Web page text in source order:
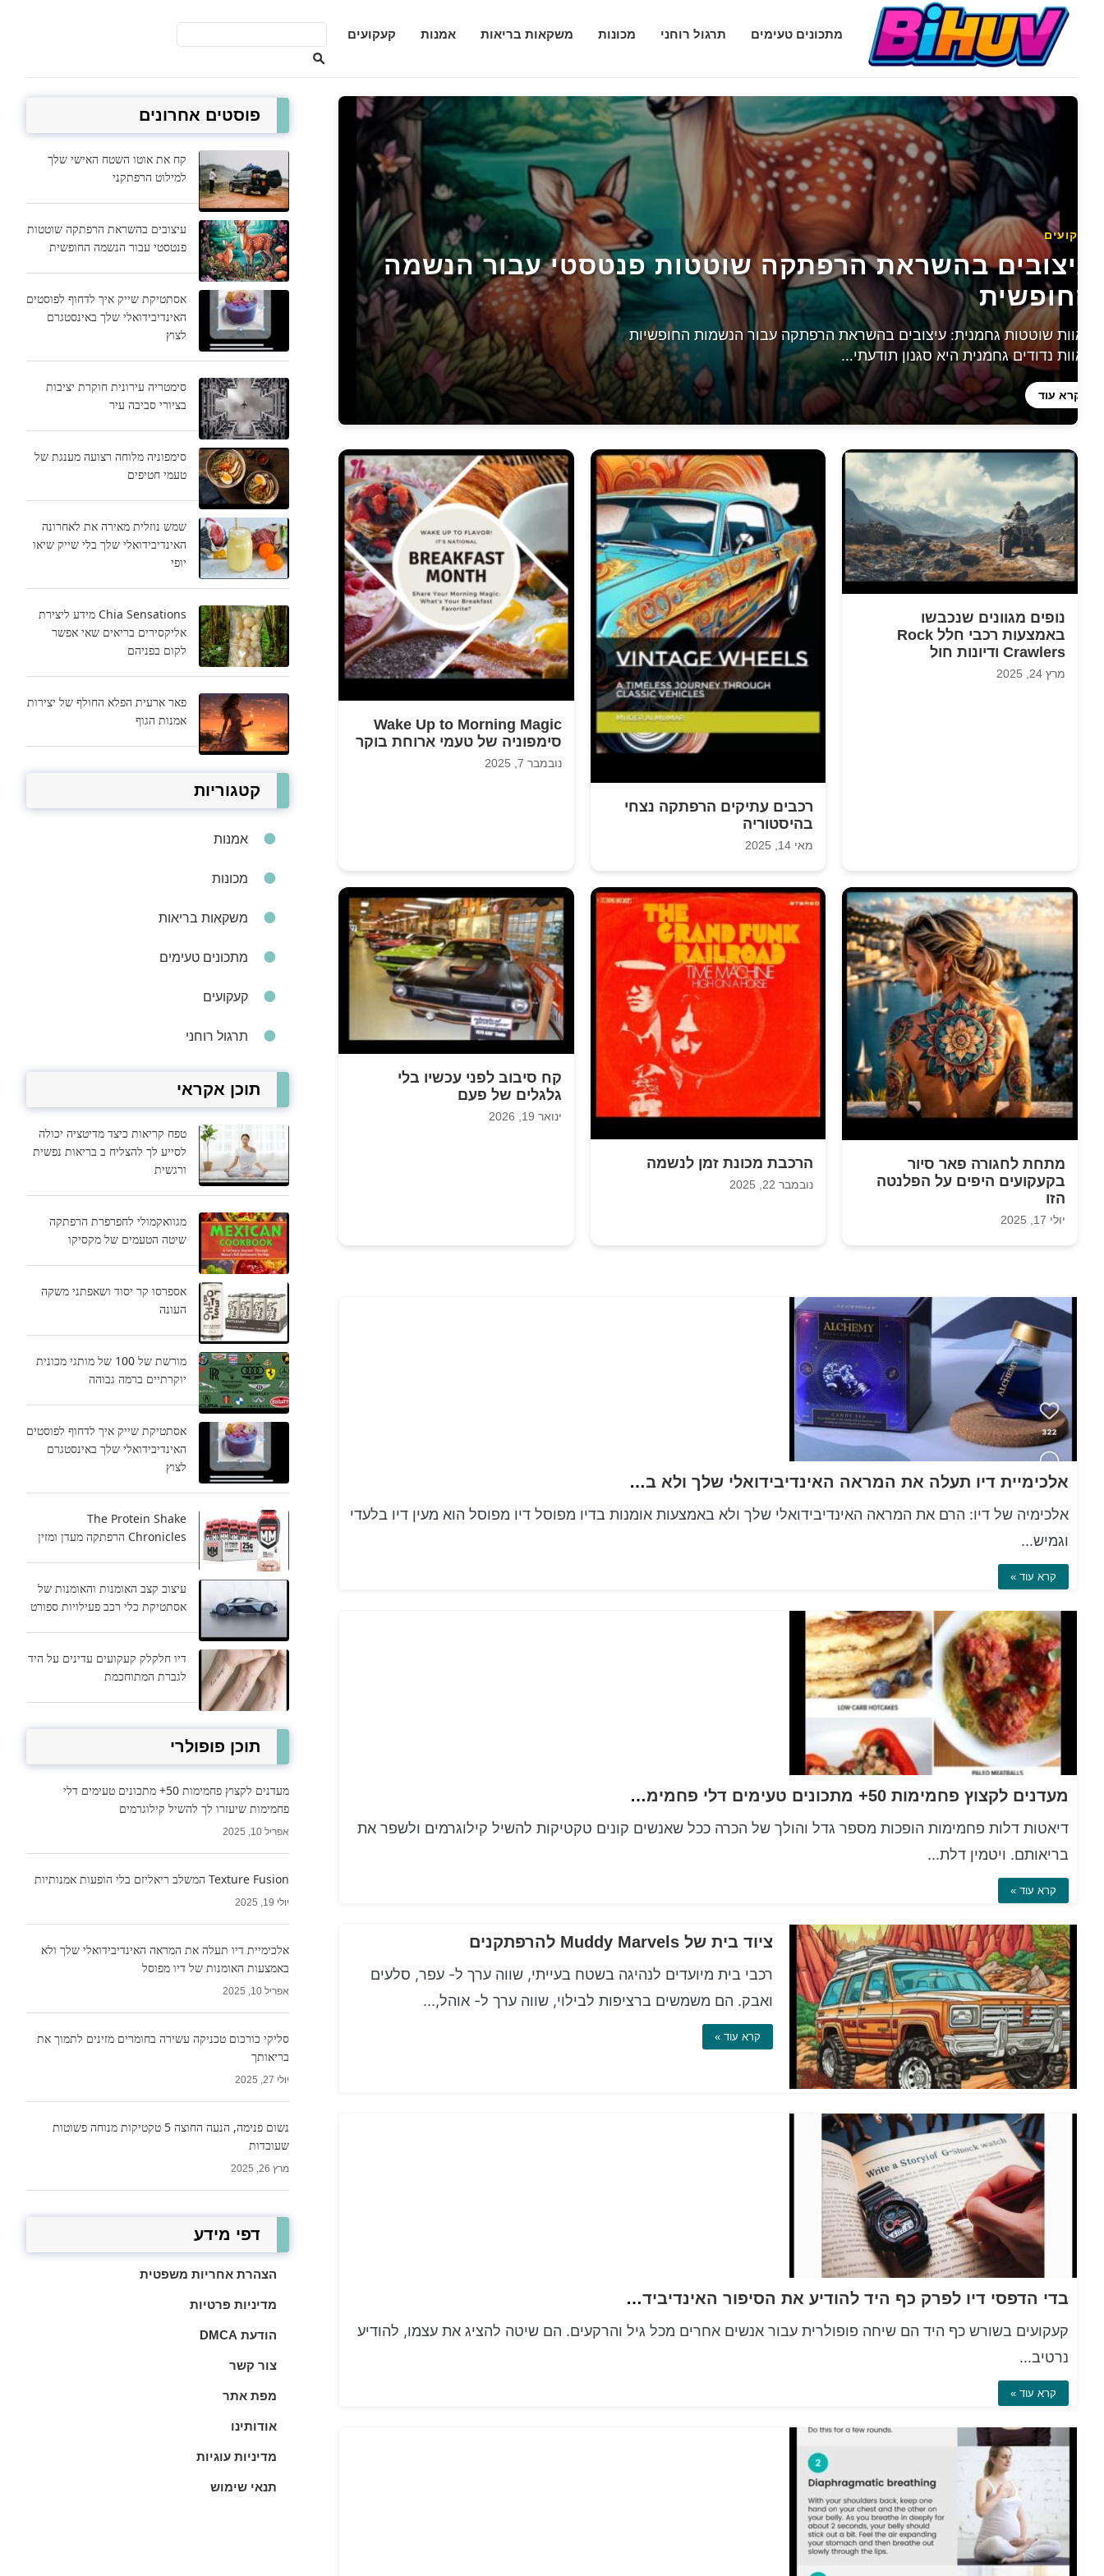
Bihuv.com מתכונים טעימים תרגול רוחני מכונות משקאות בריאות אמנות קעקועים
את אוטו השטח האישי שלך למילוט הרפתקני
בהשראת הרפתקה שוטטות פנטסטי עבור הנשמה
משקאות בריאות
אסתטיקת שייק איך לדחוף לפוסטים האינדיבידואלי שלך
באינסטגרם לצוץ
1.2. מהי אסתטיקת שייק?3. למה אסתטיקת שייקים פופולרית באינסטגרם?4.
איך ליצור תמונת אינסטגרם שייק אסתטיקה5.…
קרא עוד
נופים מגוונים שנכבשו
באמצעות רכבי חלל Rock
Crawlers ודיונות חול
מרץ 24, 2025
רכבים עתיקים הרפתקה נצחי
בהיסטוריה
מאי 14, 2025
Wake Up to Morning Magic
סימפוניה של טעמי ארוחת בוקר
נובמבר 7, 2025
מתחת לחגורה פאר סיור
בקעקועים היפים על הפלנטה
הזו
יולי 17, 2025
הרכבת מכונת זמן לנשמה
נובמבר 22, 2025
קח סיבוב לפני עכשיו בלי
גלגלים של פעם
ינואר 19, 2026
אלכימיית דיו תעלה את המראה האינדיבידואלי שלך ולא באמצעות האומנות של דיו מפוסל
אלכימיה של דיו: הרם את המראה האינדיבידואלי שלך ולא באמצעות אומנות בדיו מפוסל דיו מפוסל הוא מעין דיו בלעדי
וגמיש...
קרא עוד »
מעדנים לקצוץ פחמימות 50+ מתכונים טעימים דלי פחמימות שיעזרו לך להשיל קילוגרמים
דיאטות דלות פחמימות הופכות מספר גדל והולך של הכרה ככל שאנשים קונים טקטיקות להשיל קילוגרמים ולשפר את
בריאותם. ויטמין דלת...
קרא עוד »
ציוד בית של Muddy Marvels להרפתקנים
רכבי בית מיועדים לנהיגה בשטח בעייתי, שווה ערך ל- עפר, סלעים
ואבק. הם משמשים ברציפות לבילוי, שווה ערך ל- אוהל,...
קרא עוד »
בדי הדפסי דיו לפרק כף היד להודיע את הסיפור האינדיבידואלי שלך
קעקועים בשורש כף היד הם שיחה פופולרית עבור אנשים אחרים מכל גיל והרקעים. הם שיטה להציג את עצמו, להודיע
נרטיב...
קרא עוד »
פוסטים אחרונים
קח את אוטו השטח האישי שלך
למילוט הרפתקני
עיצובים בהשראת הרפתקה שוטטות
פנטסטי עבור הנשמה החופשית
אסתטיקת שייק איך לדחוף לפוסטים
האינדיבידואלי שלך באינסטגרם
לצוץ
סימטריה עירונית חוקרת יציבות
בציורי סביבה עיר
סימפוניה מלוחה רצועה מענגת של
טעמי חטיפים
שמש נוזלית מאירה את לאחרונה
האינדיבידואלי שלך בלי שייק שיאו
יופי
Chia Sensations מידע ליצירת
אליקסירים בריאים שאי אפשר
לקום בפניהם
פאר ארעית הפלא החולף של יצירות
אמנות הגוף
קטגוריות
אמנות
מכונות
משקאות בריאות
מתכונים טעימים
קעקועים
תרגול רוחני
תוכן אקראי
טפח קריאות כיצד מדיטציה יכולה
לסייע לך להצליח ב בריאות נפשית
ורגשית
מגוואקמולי לחפרפרת הרפתקה
שיטה הטעמים של מקסיקו
אספרסו קר יסוד ושאפתני משקה
העונה
מורשת של 100 של מותגי מכונית
יוקרתיים ברמה גבוהה
אסתטיקת שייק איך לדחוף לפוסטים
האינדיבידואלי שלך באינסטגרם
לצוץ
The Protein Shake
Chronicles הרפתקה מעדן ומזין
עיצוב קצב האומנות והאומנות של
אסתטיקת כלי רכב פעילויות ספורט
דיו חלקלק קעקועים עדינים על היד
לגברת המתוחכמת
תוכן פופולרי
מעדנים לקצוץ פחמימות 50+ מתכונים טעימים דלי
פחמימות שיעזרו לך להשיל קילוגרמים
אפריל 10, 2025
Texture Fusion המשלב ריאליזם בלי הופעות אמנותיות
יולי 19, 2025
אלכימיית דיו תעלה את המראה האינדיבידואלי שלך ולא
באמצעות האומנות של דיו מפוסל
אפריל 10, 2025
סליקי כורכום טכניקה עשירה בחומרים מזינים לתמוך את
בריאותך
יולי 27, 2025
נשום פנימה, הנעה החוצה 5 טקטיקות מנוחה פשוטות
שעובדות
מרץ 26, 2025
דפי מידע
הצהרת אחריות משפטית
מדיניות פרטיות
הודעת DMCA
צור קשר
מפת אתר
אודותינו
מדיניות עוגיות
תנאי שימוש